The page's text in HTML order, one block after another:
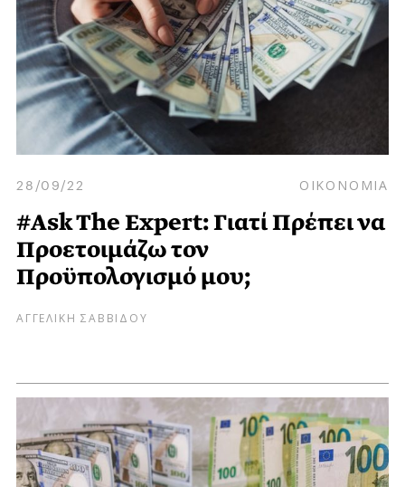
28/09/22 ΟΙΚΟΝΟΜΙΑ
#Ask The Expert: Γιατί Πρέπει να
Προετοιμάζω τον
Προϋπολογισμό μου;
ΑΓΓΕΛΙΚΗ ΣΑΒΒΙΔΟΥ